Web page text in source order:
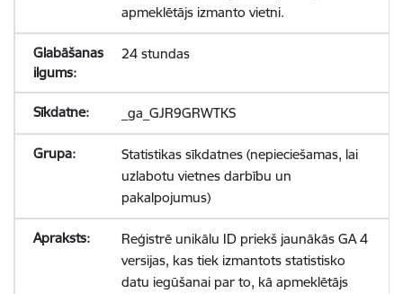
apmeklētājs izmanto vietni.
24 stundas
_ga_GJR9GRWTKS
Statistikas sīkdatnes (nepieciešamas, lai
uzlabotu vietnes darbību un
pakalpojumus)
Reģistrē unikālu ID priekš jaunākās GA 4
versijas, kas tiek izmantots statistisko
datu iegūšanai par to, kā apmeklētājs